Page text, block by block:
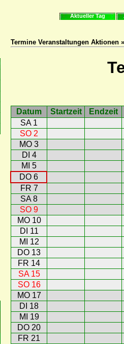
Aktueller Tag
Termine Veranstaltungen Aktionen
Datum Startzeit
Endzeit
SA 1
SO 2
MO 3
DI 4
MI 5
DO 6
FR 7
SA 8
SO 9
MO 10
DI 11
MI 12
DO 13
FR 14
SA 15
SO 16
MO 17
DI 18
MI 19
DO 20
FR 21